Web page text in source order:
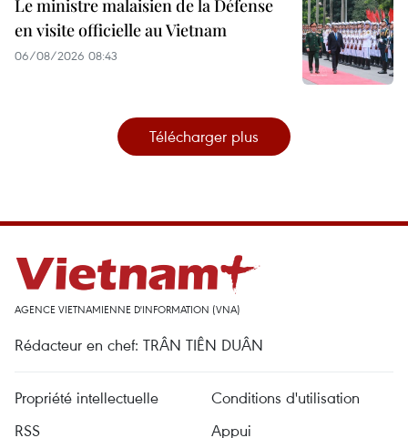
Le ministre malaisien de la Défense
en visite officielle au Vietnam
06/08/2026 08:43
Télécharger plus
AGENCE VIETNAMIENNE D'INFORMATION (VNA)
Rédacteur en chef: TRÂN TIÊN DUÂN
Propriété intellectuelle
Conditions d'utilisation
RSS
Appui